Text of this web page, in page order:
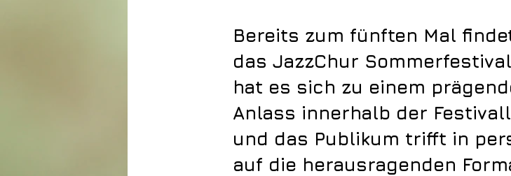
Bereits zum fünften Mal
das JazzChur
hat es sich zu einem
Anlass innerhalb der
und das Publikum trifft in
auf die herausragenden